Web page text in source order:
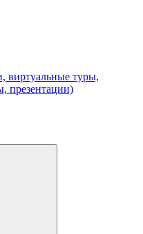
виртуальные туры,
презентации)